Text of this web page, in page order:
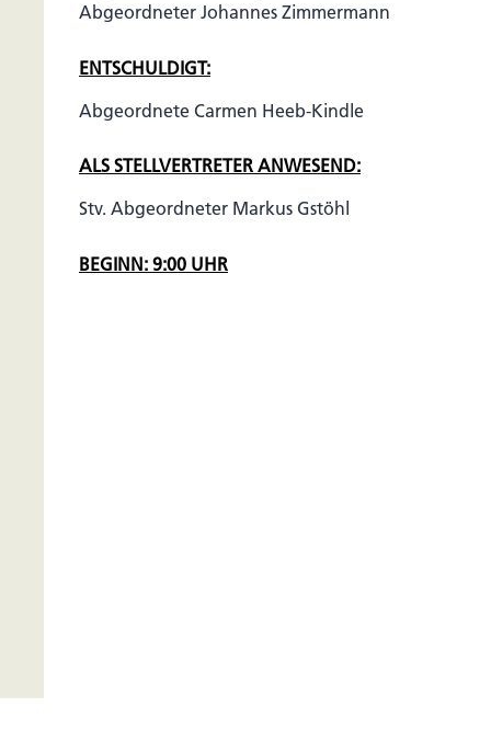
Abgeordneter Johannes Zimmermann
ENTSCHULDIGT:
Abgeordnete Carmen Heeb-Kindle
ALS STELLVERTRETER ANWESEND:
Stv. Abgeordneter Markus Gstöhl
BEGINN: 9:00 UHR